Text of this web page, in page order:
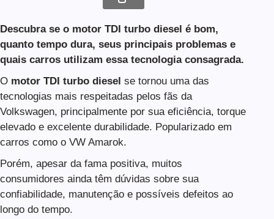
Descubra se o motor TDI turbo diesel é bom,
quanto tempo dura, seus principais problemas e
quais carros utilizam essa tecnologia consagrada.
O motor TDI turbo diesel se tornou uma das
tecnologias mais respeitadas pelos fãs da
Volkswagen, principalmente por sua eficiência, torque
elevado e excelente durabilidade. Popularizado em
carros como o VW Amarok.
Porém, apesar da fama positiva, muitos
consumidores ainda têm dúvidas sobre sua
confiabilidade, manutenção e possíveis defeitos ao
longo do tempo.